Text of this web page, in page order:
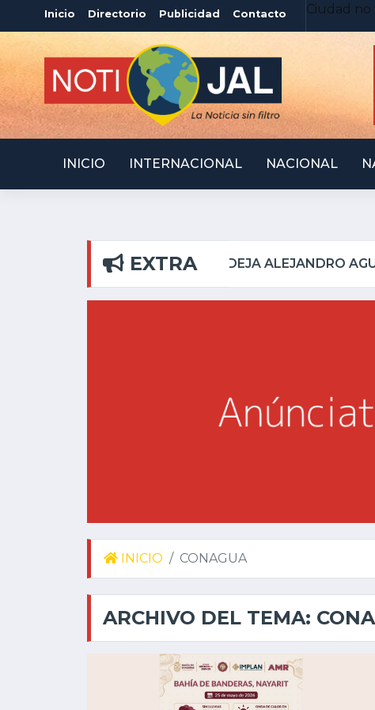
Inicio Directorio Publicidad Contacto Ciudad no
INICIO INTERNACIONAL NACIONAL
EXTRA
EN RIBERAS DEL PILAR
INICIO CONAGUA
ARCHIVO DEL TEMA: